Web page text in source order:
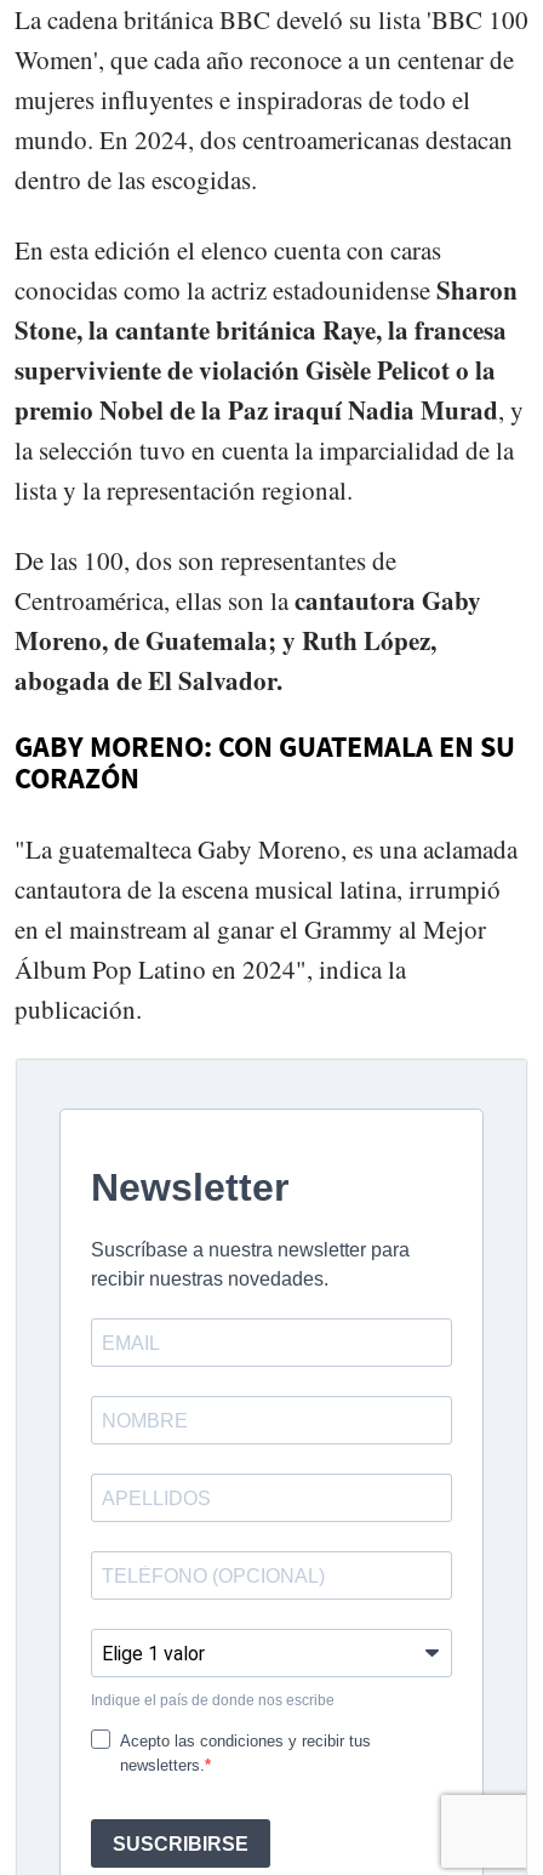
La cadena británica BBC develó su lista 'BBC 100
Women', que cada año reconoce a un centenar de
mujeres influyentes e inspiradoras de todo el
mundo. En 2024, dos centroamericanas destacan
dentro de las escogidas.
En esta edición el elenco cuenta con caras
conocidas como la actriz estadounidenseSharon
Stone, la cantante británica Raye, la francesa
superviviente de violación Gisèle Pelicot o la
premio Nobel de la Paz iraquí Nadia Murad, y
la selección tuvo en cuenta la imparcialidad de la
lista y la representación regional.
De las 100, dos son representantes de
Centroamérica, ellas son lacantautora Gaby
Moreno, de Guatemala; y Ruth López,
abogada de El Salvador.
GABY MORENO: CON GUATEMALA EN SU
CORAZÓN
"La guatemalteca Gaby Moreno, es una aclamada
cantautora de la escena musical latina, irrumpió
en el mainstream al ganar el Grammy al Mejor
Álbum Pop Latino en 2024", indica la
publicación.